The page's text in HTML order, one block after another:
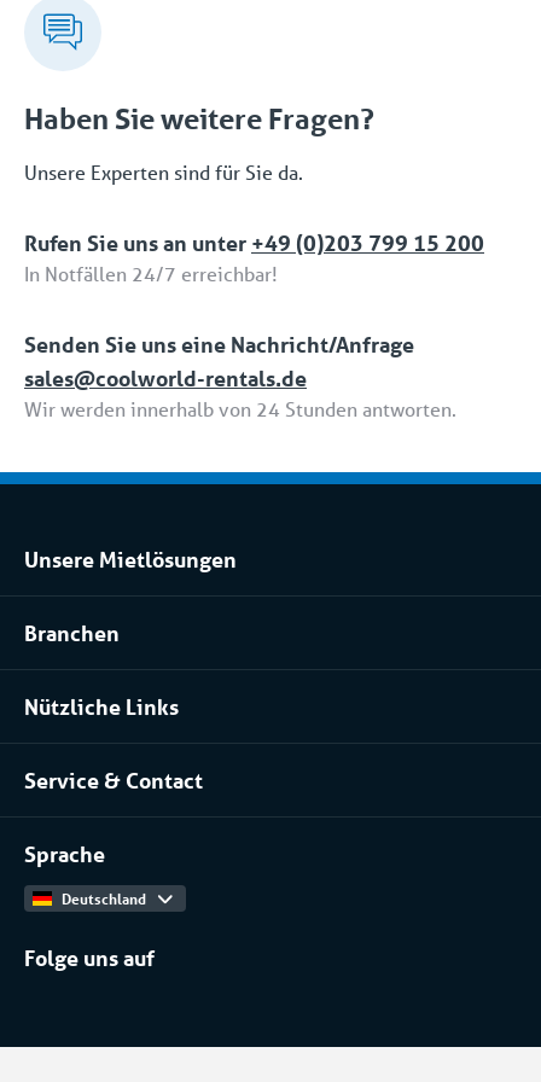
(Sicherheit) und ISO 14001 (Umwelt).
Haben Sie weitere Fragen?
Unsere Experten sind für Sie da.
Rufen Sie uns an unter +49 (0)203 799 15 200
In Notfällen 24/7 erreichbar!
Senden Sie uns eine Nachricht/Anfrage
sales@coolworld-rentals.de
Wir werden innerhalb von 24 Stunden antworten.
Unsere Mietlösungen
Kühlraum und Tiefkühlraum mieten
Prozessanlage mieten
Klimatisierung mieten
Branchen
Pharma
Installateure
Lebensmittel
Nützliche Links
Über uns
Unser Team
Arbeiten bei
Produktkatalog
Service & Contact
Kontakt
Sprache
Deutschland
Folge uns auf